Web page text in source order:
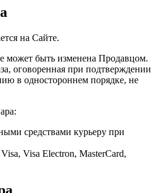
на Сайте.
может быть изменена Продавцом.
оговоренная при подтверждении
в одностороннем порядке, не
средствами курьеру при
Visa Electron, MasterCard,